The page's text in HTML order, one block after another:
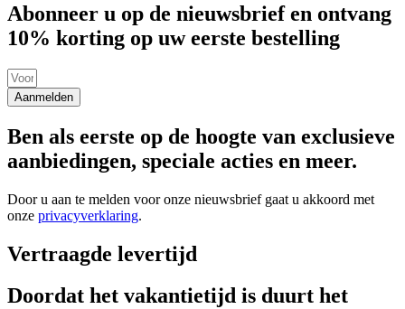
Abonneer u op de nieuwsbrief en ontvang
10% korting op uw eerste bestelling
Aanmelden
Ben als eerste op de hoogte van exclusieve
aanbiedingen, speciale acties en meer.
Door u aan te melden voor onze nieuwsbrief gaat u akkoord met
onze privacyverklaring.
Vertraagde levertijd
Doordat het vakantietijd is duurt het